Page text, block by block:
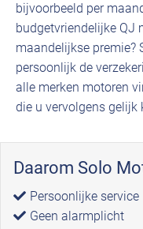
bijvoorbeeld per
budgetvriendelijke QJ
maandelijkse premie?
persoonlijk de
alle merken motoren
die u vervolgens gelijk
Daarom Solo
Persoonlijke service
Geen alarmplicht